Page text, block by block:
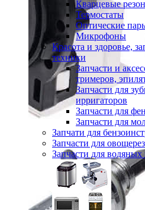
Кварцевые
Термостаты
Оптические
Микрофоны
Красота и здоровье,
техники
Запчасти и
тримеров,
Запчасти для
ирригаторов
Запчасти для
Запчасти для
Запчати для
Запчасти для
Запчасти для водяных